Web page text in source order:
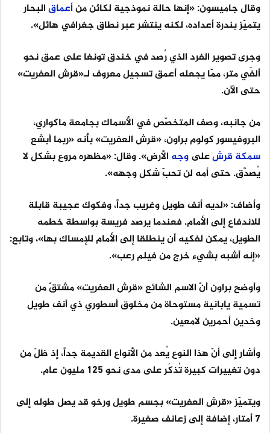
وقال جاميسون: «إنها حالة نموذجية لكائن منأعماقالبحار
يتميّز بندرة أعداده، لكنه ينتشر عبر نطاق جغرافي هائل».
وجرى تصوير الفرد الذي رُصد في خندق تونغا على عمق نحو
ألفَي متر، ممّا يجعله أعمق تسجيل معروف لـ«قرش العفريت»
حتى الآن.
من جانبه، وصف المتخصّص في الأسماك بجامعة ماكواري،
البروفيسور كولوم براون، «قرش العفريت» بأنه «ربما أبشع
سمكة قرشعلىوجه الأرض». وقال: «مظهره مروع بشكل لا
يُصدَّق. حتى أمه لن تحبّ شكل وجهه».
وأضاف: «لديه أنف طويل وغريب جداً، وفكوك عجيبة قابلة
للاندفاع إلى الأمام. فعندما يرصد فريسة بواسطة خطمه
الطويل، يمكن لفكيه أن ينطلقا إلى الأمام للإمساك بها»، وتابع:
«إنه أشبه بشيء خرج من فيلم رعب».
وأوضح براون أنّ الاسم الشائع «قرش العفريت» مشتقّ من
تسمية يابانية مستوحاة من مخلوق أسطوري ذي أنف طويل
وخدين أحمرين لامعين.
وأشار إلى أنّ هذا النوع يُعد من الأنواع القديمة جداً، إذ ظلّ من
دون تغييرات كبيرة تُذكَر على مدى نحو 125 مليون عام.
ويتميّز «قرش العفريت» بجسم طويل ورخو قد يصل طوله إلى
7 أمتار، إضافة إلى زعانف صغيرة.